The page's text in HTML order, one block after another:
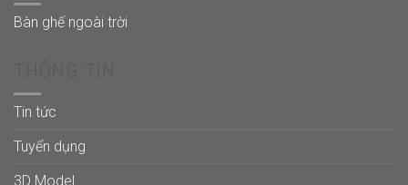
Bàn ghế ngoài trời
Tin tức
Tuyển dụng
3D Model